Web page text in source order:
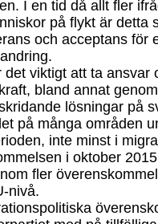
I en tid då allt fler
på flykt är detta
och acceptans för
det viktigt att ta ansvar
bland annat ge
lösningar på
på många områden
inte minst i
i oktober
fler överenskommel
nivå.